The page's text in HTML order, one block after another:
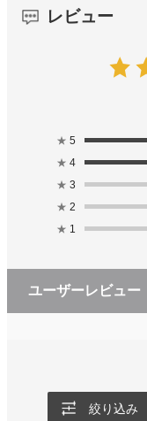
レビュー
★ 5
★ 4
★ 3
★ 2
★ 1
ユーザーレビュー
絞り込み